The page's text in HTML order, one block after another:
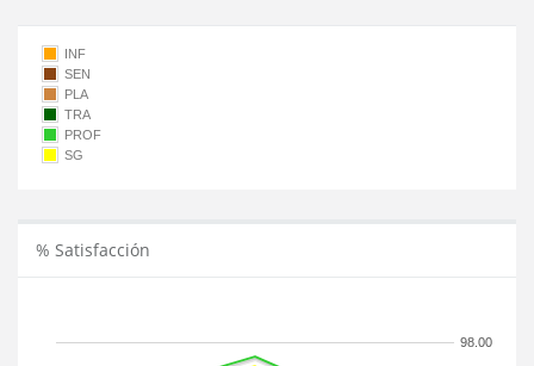
INF
SEN
PLA
TRA
PROF
SG
% Satisfacción
98.00